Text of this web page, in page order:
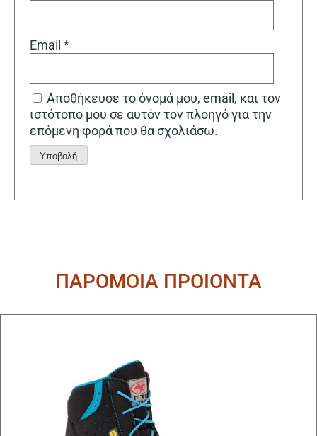
Email *
Αποθήκευσε το όνομά μου, email, και τον
ιστότοπο μου σε αυτόν τον πλοηγό για την
επόμενη φορά που θα σχολιάσω.
ΠΑΡΟΜΟΙΑ ΠΡΟΙΟΝΤΑ